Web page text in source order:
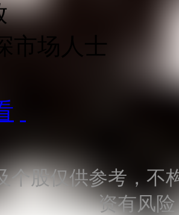
市场人士
个股仅供参考，不
资有风